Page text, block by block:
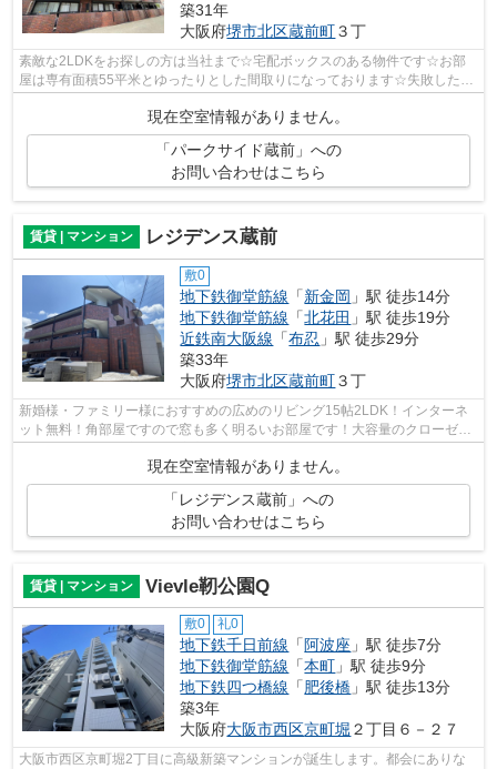
築31年
大阪府堺市北区蔵前町３丁
素敵な2LDKをお探しの方は当社まで☆宅配ボックスのある物件です☆お部
屋は専有面積55平米とゆったりとした間取りになっております☆失敗したく
現在空室情報がありません。
「パークサイド蔵前」への
お問い合わせはこちら
賃貸 | マンション レジデンス蔵前
敷0
地下鉄御堂筋線 「新金岡 」駅 徒歩14分
地下鉄御堂筋線 「北花田 」駅 徒歩19分
近鉄南大阪線 「布忍 」駅 徒歩29分
築33年
大阪府堺市北区蔵前町３丁
新婚様・ファミリー様におすすめの広めのリビング15帖2LDK！インターネ
ット無料！角部屋ですので窓も多く明るいお部屋です！大容量のクローゼッ
トは荷物の多いお客様でも安心です！
現在空室情報がありません。
「レジデンス蔵前」への
お問い合わせはこちら
賃貸 | マンション Vievle靭公園Q
敷0 礼0
地下鉄千日前線 「 阿波座 」駅 徒歩7分
地下鉄御堂筋線 「本町 」駅 徒歩9分
地下鉄四つ橋線 「肥後橋 」駅 徒歩13分
築3年
大阪府大阪市西区京町堀 ２丁目６－２７
大阪市西区京町堀2丁目に高級新築マンションが誕生します。都会にありな